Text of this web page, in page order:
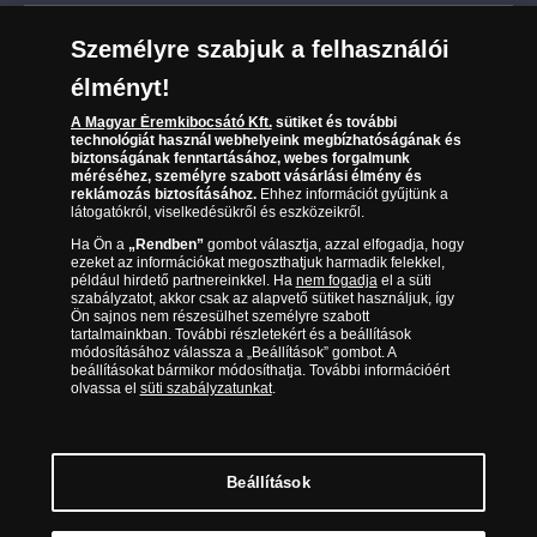
Kézbesítés
Reklamáció
Visszaküldés
Elállási űrlap
Karrier
Sütik (cookies) használata
Süti (cookies)Beállítások
Társaságunkról
Az érmék és érmek ára és értéke
Gyakran ismételt kérdések
Adatkezelés
06 80 888 889
(díjmentesen hívható hétfőtől csütörtökig 9.00 és 17.00
óra között, péntekenként 9.00 és 15.00 óra között)
Magyar Éremkibocsátó Kft. 1134 Budapest, Váci út 33. Cégjegyzékszám: 01-09-
957944, Adószám: 23275395-2-41 A Társaság a Magyar Kereskedelmi
Személyre szabjuk a felhasználói
élményt!
A Magyar Éremkibocsátó Kft.sütiket és további
technológiát használ webhelyeink megbízhatóságának és
biztonságának fenntartásához, webes forgalmunk
méréséhez, személyre szabott vásárlási élmény és
reklámozás biztosításához.Ehhez információt gyűjtünk a
látogatókról, viselkedésükről és eszközeikről.
Ha Ön a „Rendben”gombot választja, azzal elfogadja, hogy
ezeket az információkat megoszthatjuk harmadik felekkel,
például hirdető partnereinkkel. Ha nem fogadjael a süti
szabályzatot, akkor csak az alapvető sütiket használjuk, így
Ön sajnos nem részesülhet személyre szabott
tartalmainkban. További részletekért és a beállítások
módosításához válassza a „Beállítások” gombot. A
beállításokat bármikor módosíthatja. További információért
olvassa el süti szabályzatunkat.
Beállítások